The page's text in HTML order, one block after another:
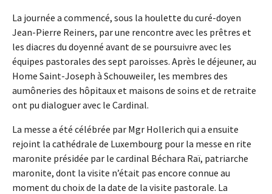
La journée a commencé, sous la houlette du curé-doyen
Jean-Pierre Reiners, par une rencontre avec les prêtres et
les diacres du doyenné avant de se poursuivre avec les
équipes pastorales des sept paroisses. Après le déjeuner, au
Home Saint-Joseph à Schouweiler, les membres des
aumôneries des hôpitaux et maisons de soins et de retraite
ont pu dialoguer avec le Cardinal.
La messe a été célébrée par Mgr Hollerich qui a ensuite
rejoint la cathédrale de Luxembourg pour la messe en rite
maronite présidée par le cardinal Béchara Raï, patriarche
maronite, dont la visite n’était pas encore connue au
moment du choix de la date de la visite pastorale. La